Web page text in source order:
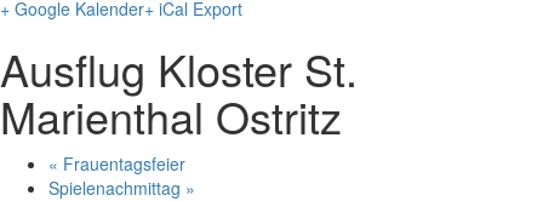
+ Google Kalender+ iCal Export
Ausflug Kloster St.
Marienthal Ostritz
« Frauentagsfeier
Spielenachmittag »